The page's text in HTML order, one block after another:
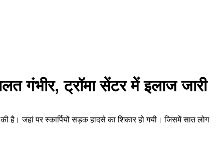
गंभीर, ट्रॉमा सेंटर में इलाज जारी
है। जहां पर स्कार्पियों सड़क हादसे का शिकार हो गयी। जिसमें सात लोग